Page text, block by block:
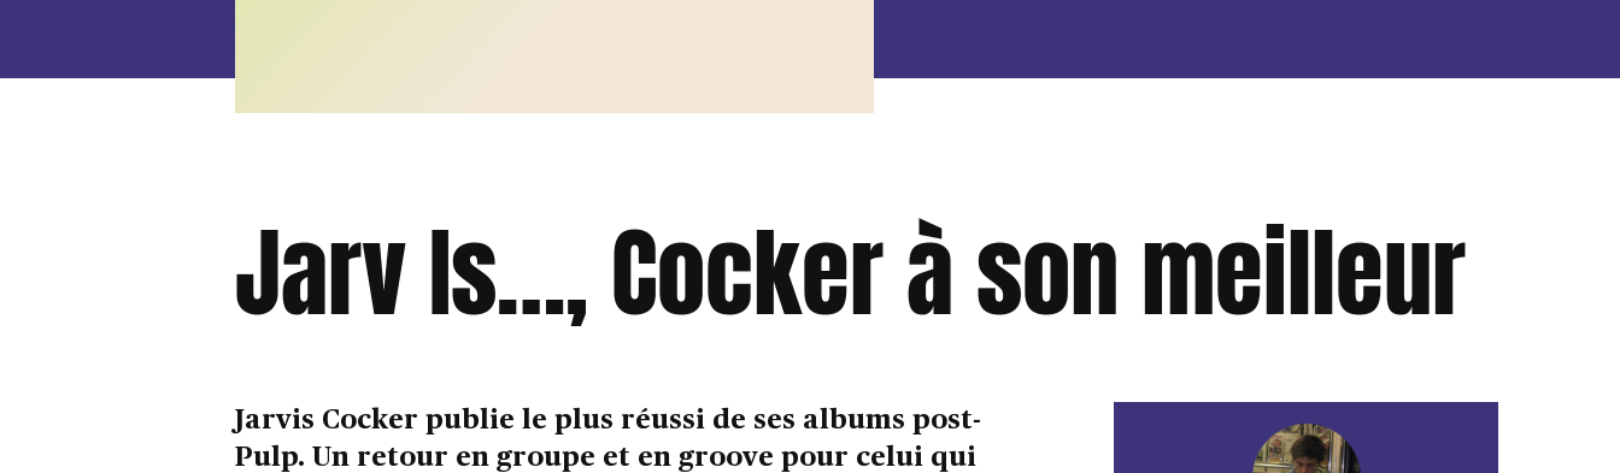
Jarv Is…, Cocker à son meilleur
Jarvis Cocker publie le plus réussi de ses albums post-
Pulp. Un retour en groupe et en groove pour celui qui